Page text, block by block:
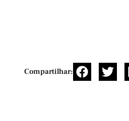
Compartilhar: